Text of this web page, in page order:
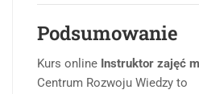
Podsumowanie
Kurs online Instruktor zajęć
Centrum Rozwoju Wiedzy to